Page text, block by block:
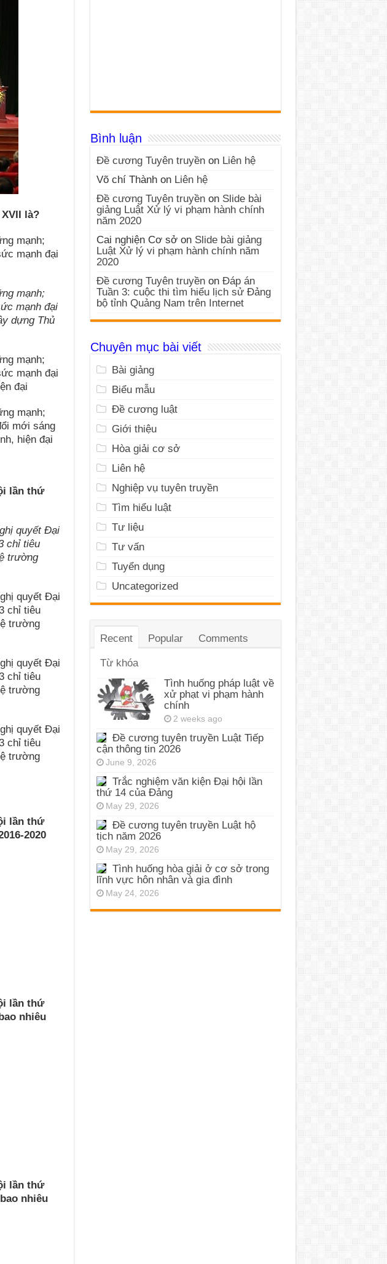
là?
mạnh;
mạnh đại
mạnh;
mạnh đại
dựng Thủ
mạnh;
mạnh đại
đại
mạnh;
mới sáng
hiện đại
lần thứ
quyết Đại
chỉ tiêu
trường
quyết Đại
chỉ tiêu
trường
quyết Đại
chỉ tiêu
trường
quyết Đại
chỉ tiêu
trường
lần thứ
2020
lần thứ
nhiêu
lần thứ
nhiêu
Bình luận
Đề cương Tuyên truyềnon Liên hệ
Võ chí Thànhon Liên hệ
Đề cương Tuyên truyềnon Slide bài
giảng Luật Xử lý vi phạm hành chính
năm 2020
Cai nghiện Cơ sởon Slide bài giảng
Luật Xử lý vi phạm hành chính năm
2020
Đề cương Tuyên truyềnon Đáp án
Tuần 3: cuộc thi tìm hiểu lịch sử Đảng
bộ tỉnh Quảng Nam trên Internet
Chuyên mục bài viết
Bài giảng
Biểu mẫu
Đề cương luật
Giới thiệu
Hòa giải cơ sở
Liên hệ
Nghiệp vụ tuyên truyền
Tìm hiểu luật
Tư liệu
Tư vấn
Tuyển dụng
Uncategorized
Recent Popular Comments
Từ khóa
Tình huống pháp luật về
xử phạt vi phạm hành
chính
2 weeks ago
Đề cương tuyên truyền Luật Tiếp
cận thông tin 2026
June 9, 2026
Trắc nghiệm văn kiện Đại hội lần
thứ 14 của Đảng
May 29, 2026
Đề cương tuyên truyền Luật hộ
tịch năm 2026
May 29, 2026
Tình huống hòa giải ở cơ sở trong
lĩnh vực hôn nhân và gia đình
May 24, 2026